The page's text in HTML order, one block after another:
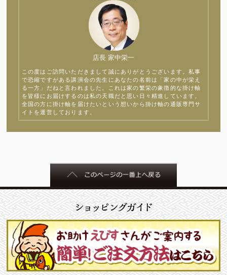
店長 家中栄一
この度はご訪問いただきまして誠にありがとうございます。私事
で恐縮ですがある講演会の先生にあなたの名前は「家の中が栄え
る一方」だねと言われました。これは家の繁栄の象徴的な掛け軸
を皆様にお届けするのは私の天職だと思い日々精進しています。
全国の方に掛け軸を届けたいという想いから掛け軸の通販専門サ
イトを運営しております。